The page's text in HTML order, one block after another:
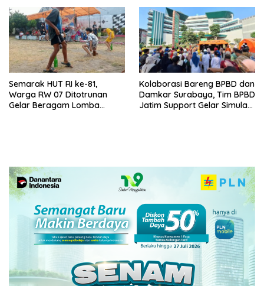
Semarak HUT RI ke-81,
Warga RW 07 Ditotrunan
Gelar Beragam Lomba
Kolaborasi Bareng BPBD dan
Damkar Surabaya, Tim BPBD
Jatim Support Gelar Simulasi